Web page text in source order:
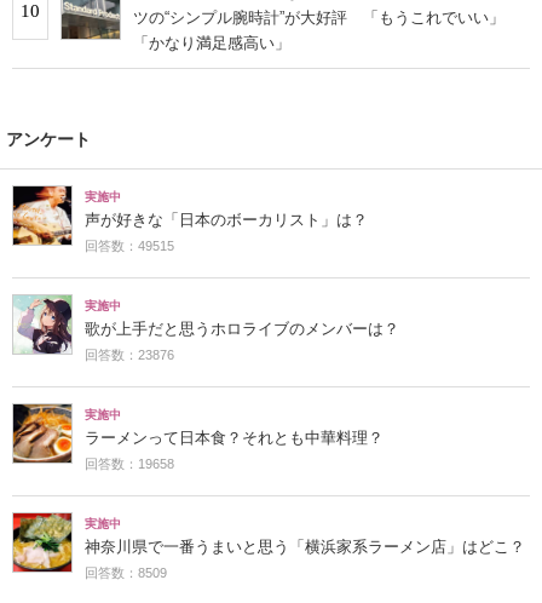
10
ツの“シンプル腕時計”が大好評 「もうこれでいい」
「かなり満足感高い」
アンケート
実施中
声が好きな「日本のボーカリスト」は？
回答数：49515
実施中
歌が上手だと思うホロライブのメンバーは？
回答数：23876
実施中
ラーメンって日本食？それとも中華料理？
回答数：19658
実施中
神奈川県で一番うまいと思う「横浜家系ラーメン店」はどこ？
回答数：8509